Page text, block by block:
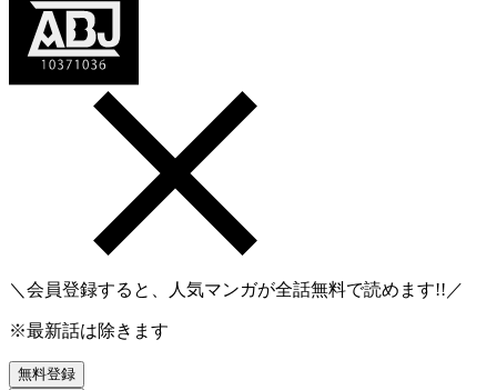
＼会員登録すると、人気マンガが全話無料で読めます!!／
※最新話は除きます
無料登録